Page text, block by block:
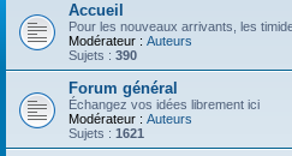
Accueil
Pour les nouveaux arrivants, les
Modérateur : Auteurs
Sujets : 390
Forum général
Échangez vos idées librement ici
Modérateur : Auteurs
Sujets : 1621